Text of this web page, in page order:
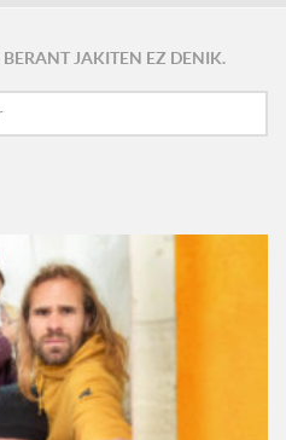
JAKITEN EZ DENIK.